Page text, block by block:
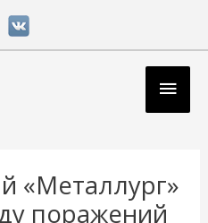
«Металлург»
поражений